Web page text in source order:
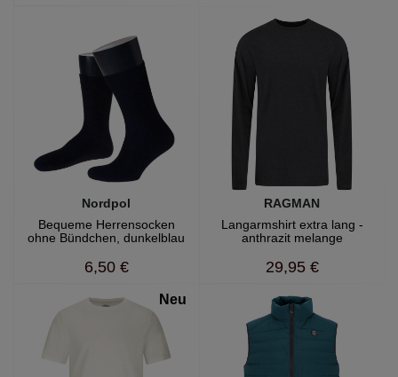
Nordpol
Bequeme Herrensocken
ohne Bündchen, dunkelblau
6,50 €
RAGMAN
Langarmshirt extra lang -
anthrazit melange
29,95 €
Neu